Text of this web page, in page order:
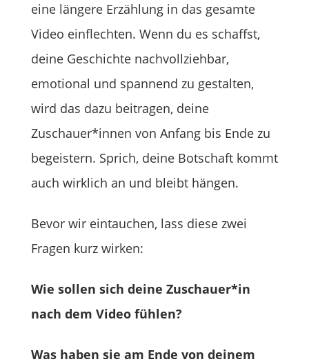
eine längere Erzählung in das gesamte
Video einflechten. Wenn du es schaffst,
deine Geschichte nachvollziehbar,
emotional und spannend zu gestalten,
wird das dazu beitragen, deine
Zuschauer*innen von Anfang bis Ende zu
begeistern. Sprich, deine Botschaft kommt
auch wirklich an und bleibt hängen.
Bevor wir eintauchen, lass diese zwei
Fragen kurz wirken:
Wie sollen sich deine Zuschauer*in
nach dem Video fühlen?
Was haben sie am Ende von deinem